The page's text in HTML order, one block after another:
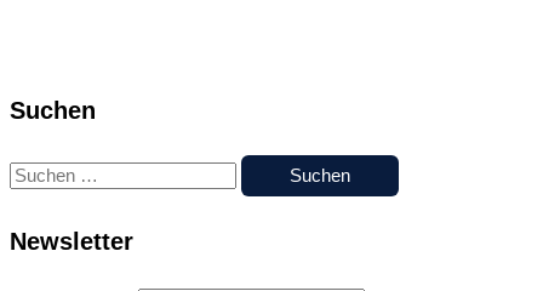
Antisemitismus
und
Suchen
S
c
Newsletter